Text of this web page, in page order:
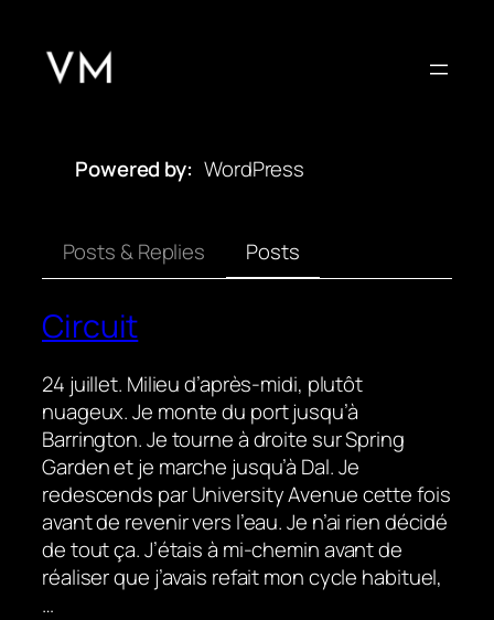
contenu
Powered by WordPress
Posts & Replies Posts
Circuit
24 juillet. Milieu d’après-midi, plutôt
nuageux. Je monte du port jusqu’à
Barrington. Je tourne à droite sur Spring
Garden et je marche jusqu’à Dal. Je
redescends par University Avenue cette fois
avant de revenir vers l’eau. Je n’ai rien décidé
de tout ça. J’étais à mi-chemin avant de
réaliser que j’avais refait mon cycle habituel,
…